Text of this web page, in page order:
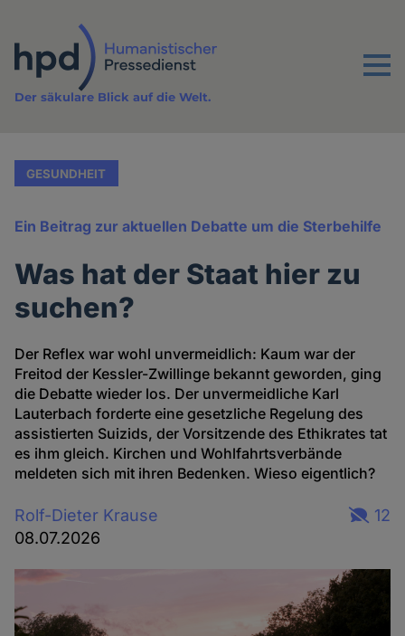
Inhalt
Menu
Der säkulare Blick auf die Welt.
GESUNDHEIT
Ein Beitrag zur aktuellen Debatte um die Sterbehilfe
Was hat der Staat hier zu
suchen?
Der Reflex war wohl unvermeidlich: Kaum war der
Freitod der Kessler-Zwillinge bekannt geworden, ging
die Debatte wieder los. Der unvermeidliche Karl
Lauterbach forderte eine gesetzliche Regelung des
assistierten Suizids, der Vorsitzende des Ethikrates tat
es ihm gleich. Kirchen und Wohlfahrtsverbände
meldeten sich mit ihren Bedenken. Wieso eigentlich?
Rolf-Dieter Krause
08.07.2026
12